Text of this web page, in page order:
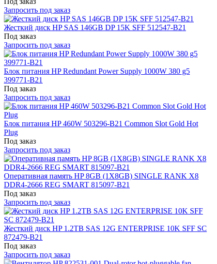
Запросить под заказ
Жесткий диск HP SAS 146GB DP 15K SFF 512547-B21
Под заказ
Запросить под заказ
Блок питания HP Redundant Power Supply 1000W 380 g5
399771-B21
Под заказ
Запросить под заказ
Блок питания HP 460W 503296-B21 Common Slot Gold Hot
Plug
Под заказ
Запросить под заказ
Оперативная память HP 8GB (1X8GB) SINGLE RANK X8
DDR4-2666 REG SMART 815097-B21
Под заказ
Запросить под заказ
Жесткий диск HP 1.2TB SAS 12G ENTERPRISE 10K SFF SC
872479-B21
Под заказ
Запросить под заказ